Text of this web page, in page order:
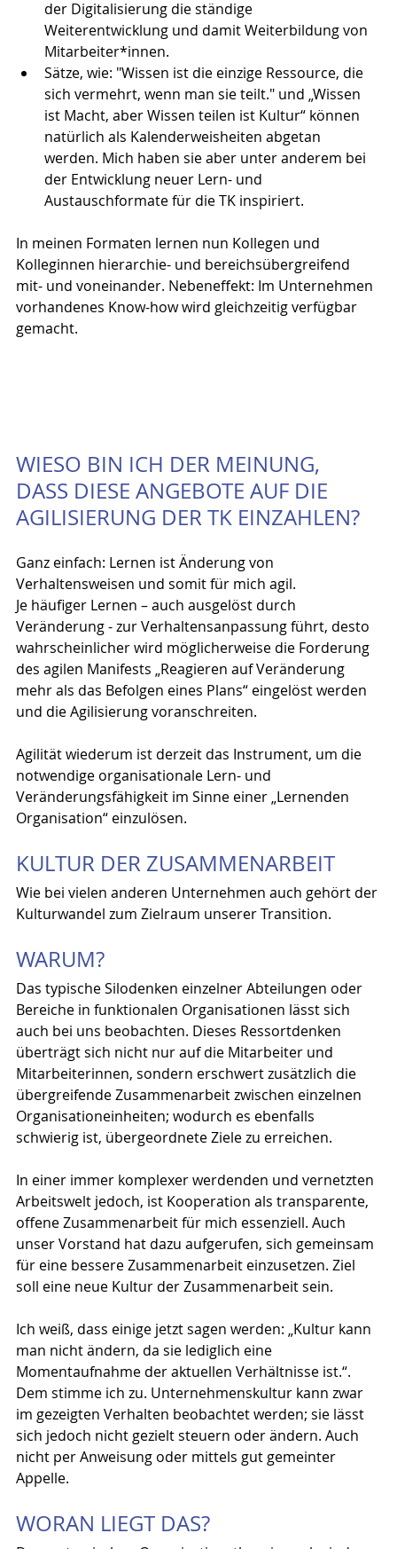
der Digitalisierung die ständige
Weiterentwicklung und damit Weiterbildung von
Mitarbeiter*innen.
Sätze, wie: "Wissen ist die einzige Ressource, die
sich vermehrt, wenn man sie teilt." und „Wissen
ist Macht, aber Wissen teilen ist Kultur“ können
natürlich als Kalenderweisheiten abgetan
werden. Mich haben sie aber unter anderem bei
der Entwicklung neuer Lern- und
Austauschformate für die TK inspiriert.
In meinen Formaten lernen nun Kollegen und
Kolleginnen hierarchie- und bereichsübergreifend
mit- und voneinander. Nebeneffekt: Im Unternehmen
vorhandenes Know-how wird gleichzeitig verfügbar
gemacht.
WIESO BIN ICH DER MEINUNG,
DASS DIESE ANGEBOTE AUF DIE
AGILISIERUNG DER TK EINZAHLEN?
Ganz einfach: Lernen ist Änderung von
Verhaltensweisen und somit für mich agil.
Je häufiger Lernen – auch ausgelöst durch
Veränderung - zur Verhaltensanpassung führt, desto
wahrscheinlicher wird möglicherweise die Forderung
des agilen Manifests „Reagieren auf Veränderung
mehr als das Befolgen eines Plans“ eingelöst werden
und die Agilisierung voranschreiten.
Agilität wiederum ist derzeit das Instrument, um die
notwendige organisationale Lern- und
Veränderungsfähigkeit im Sinne einer „Lernenden
Organisation“ einzulösen.
KULTUR DER ZUSAMMENARBEIT
Wie bei vielen anderen Unternehmen auch gehört der
Kulturwandel zum Zielraum unserer Transition.
WARUM?
Das typische Silodenken einzelner Abteilungen oder
Bereiche in funktionalen Organisationen lässt sich
auch bei uns beobachten. Dieses Ressortdenken
überträgt sich nicht nur auf die Mitarbeiter und
Mitarbeiterinnen, sondern erschwert zusätzlich die
übergreifende Zusammenarbeit zwischen einzelnen
Organisationeinheiten; wodurch es ebenfalls
schwierig ist, übergeordnete Ziele zu erreichen.
In einer immer komplexer werdenden und vernetzten
Arbeitswelt jedoch, ist Kooperation als transparente,
offene Zusammenarbeit für mich essenziell. Auch
unser Vorstand hat dazu aufgerufen, sich gemeinsam
für eine bessere Zusammenarbeit einzusetzen. Ziel
soll eine neue Kultur der Zusammenarbeit sein.
Ich weiß, dass einige jetzt sagen werden: „Kultur kann
man nicht ändern, da sie lediglich eine
Momentaufnahme der aktuellen Verhältnisse ist.“.
Dem stimme ich zu. Unternehmenskultur kann zwar
im gezeigten Verhalten beobachtet werden; sie lässt
sich jedoch nicht gezielt steuern oder ändern. Auch
nicht per Anweisung oder mittels gut gemeinter
Appelle.
WORAN LIEGT DAS?